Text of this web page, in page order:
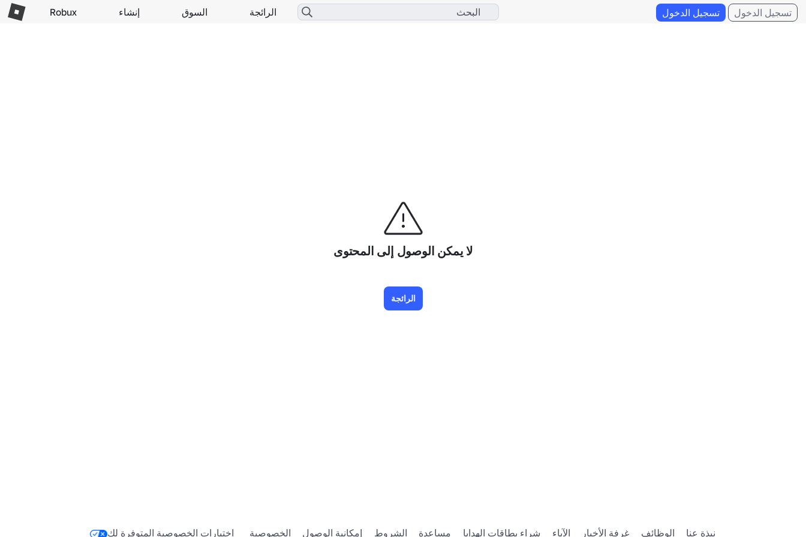
الرائجة السوق إنشاء Robux تسجيل الدخول تسجيل الدخول
لا يمكن الوصول إلى المحتوى
الرائجة
نبذة عنا الوظائف غرفة الأخبار الآباء شراء بطاقات الهدايا مساعدة الشروط إمكانية الوصول الخصوصية اختيارات الخصوصية المتوفرة لك